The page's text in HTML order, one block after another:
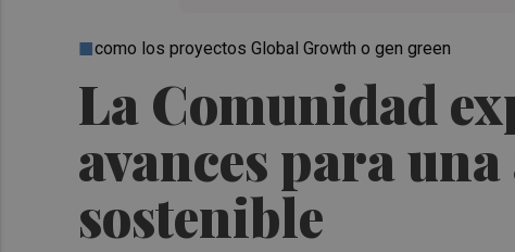
La Comunidad
avances para
sostenible
como los proyectos Global Growth o gen green